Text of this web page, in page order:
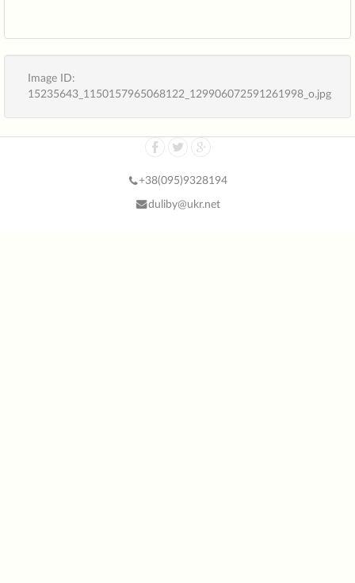
Image ID:
15235643_1150157965068122_129906072591261998_o.jpg
+38(095)9328194
duliby@ukr.net